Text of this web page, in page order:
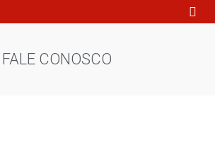
FALE CONOSCO